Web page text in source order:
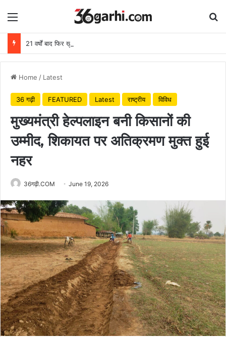
Menu
21 वर्षों बाद फिर खुला मेटापारा कोरसागुड़ा का स्कूल
Home / Latest
36 गढ़ी FEATURED Latest राष्ट्रीय विविध
मुख्यमंत्री हेल्पलाइन बनी किसानों की
उम्मीद, शिकायत पर अतिक्रमण मुक्त हुई
नहर
36गढ़ी.COM June 19, 2026